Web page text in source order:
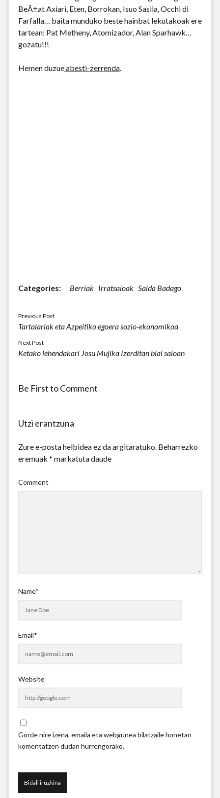
BeÃ±at Axiari, Eten, Borrokan, Isuo Sasiia, Occhi di
Farfalla… baita munduko beste hainbat lekutakoak ere
tartean: Pat Metheny, Atomizador, Alan Sparhawk…
gozatu!!!
Hemen duzueabesti-zerrenda.
Categories: Berriak Irratsaioak Salda Badago
Previous Post
Tartalariak eta Azpeitiko egoera sozio-ekonomikoa
Next Post
Ketako lehendakari Josu Mujika Izerditan blai saioan
Be First to Comment
Utzi erantzuna
Zure e-posta helbidea ez da argitaratuko. Beharrezko
eremuak * markatuta daude
Comment
Name*
Email*
Website
Gorde nire izena, emaila eta webgunea bilatzaile honetan
komentatzen dudan hurrengorako.